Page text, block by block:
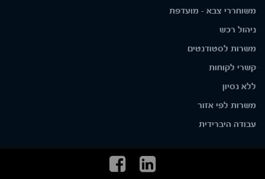
משוחררי צבא - מועדפת
ניהול רכש
משרות לסטודנטים
קשרי לקוחות
ללא נסיון
משרות לפי אזור
עבודה היברידית